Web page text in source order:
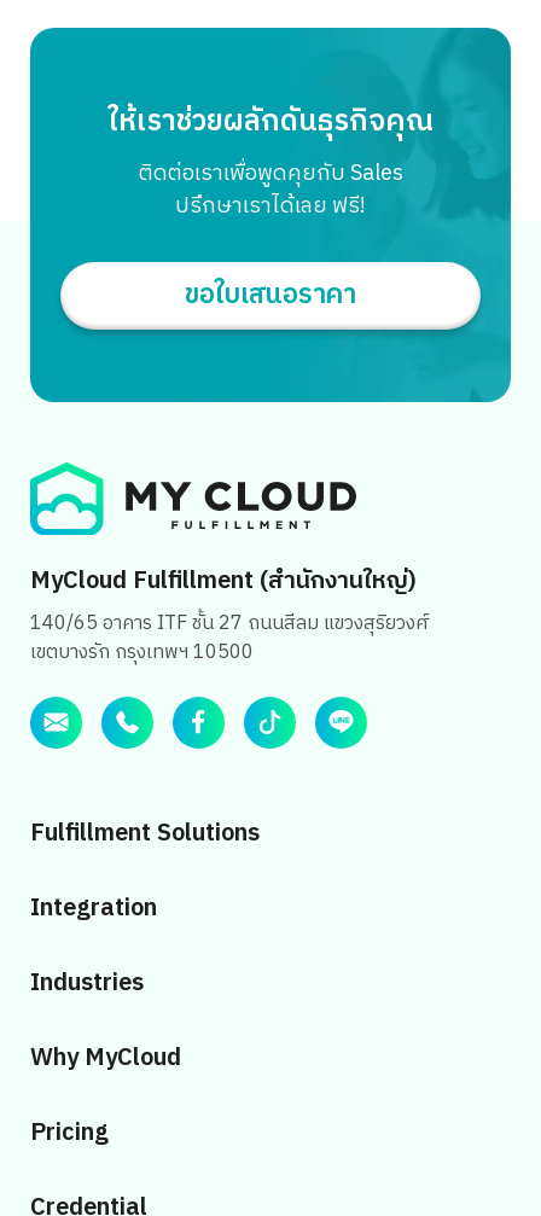
Search
for:
Personalization 2. บริการหลังการขาย และ 3. Campaign
โอกาสในการปิดการขาย และสร้างกลุ่มลูกค้าที่ภักดีต่อแบรนด์
ได้ผลมากที่สุด ดังนั้น นี่อาจจะเป็นการตลาดที่คุณกำลังมองหา
อยู่ครับ การตลาดแบบ […]
ให้เราช่วยผลักดันธุรกิจคุณ
ติดต่อเราเพื่อพูดคุยกับ Sales
ปรึกษาเราได้เลย ฟรี!
ขอใบเสนอราคา
MyCloud Fulfillment (สำนักงานใหญ่)
140/65 อาคาร ITF ชั้น 27 ถนนสีลม แขวงสุริยวงศ์
เขตบางรัก กรุงเทพฯ 10500
Fulfillment Solutions
Integration
Industries
Why MyCloud
Pricing
Credential